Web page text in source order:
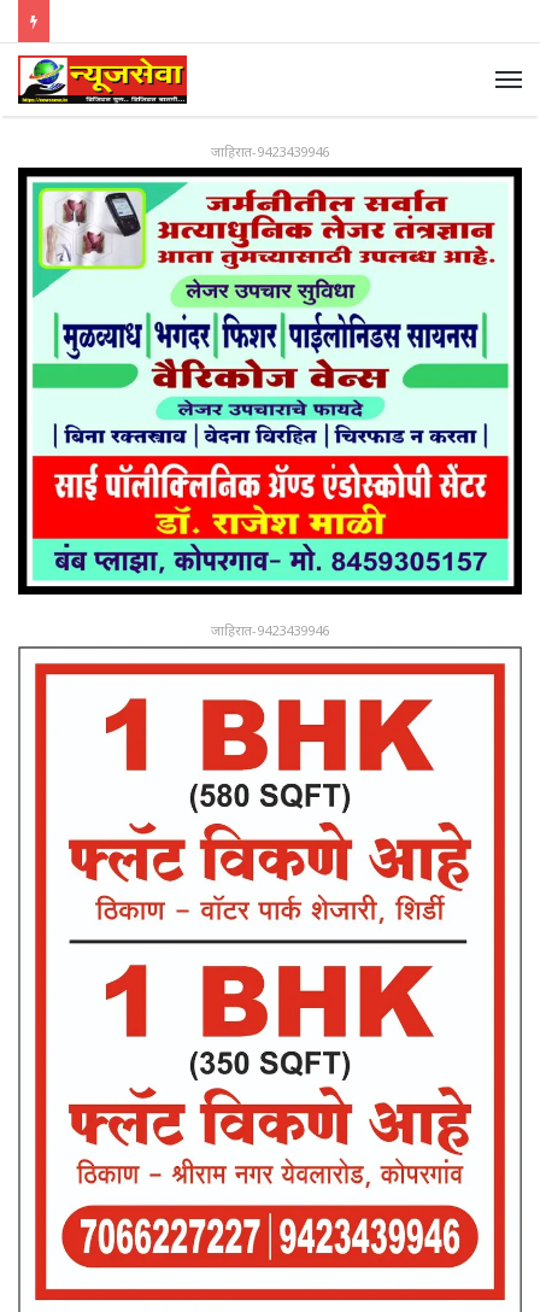
जाहिरात-9423439946
जाहिरात-9423439946